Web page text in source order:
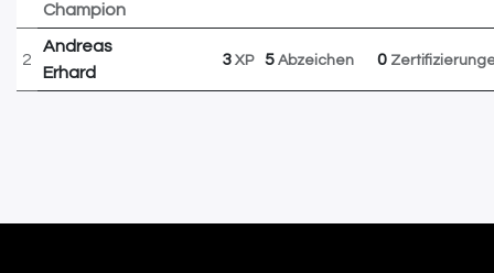
Champion
2
Andreas
Erhard
3 XP 5 Abzeichen 0